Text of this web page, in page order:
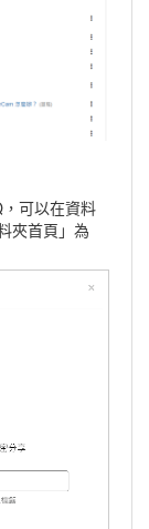
可以在資料
夾首頁」為